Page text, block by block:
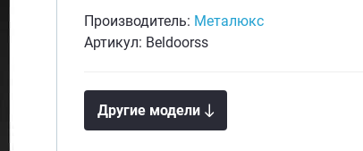
Производитель: Металюкс
Артикул: Beldoorss
Другие модели